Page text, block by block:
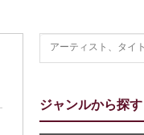
ジャンルから探す